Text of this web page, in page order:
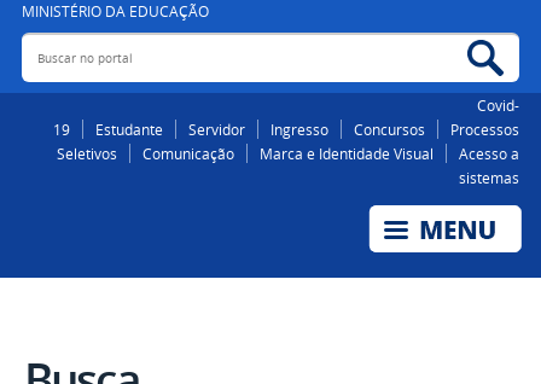
MINISTÉRIO DA EDUCAÇÃO
Buscar no portal
Covid-
19
Estudante Servidor Ingresso Concursos
Processos
Seletivos
Comunicação Marca e Identidade Visual
Acesso a
sistemas